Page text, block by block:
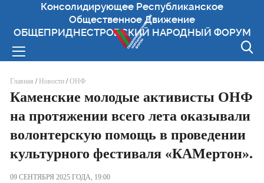
Консолидирующее Республиканское
Общественное Движение
ОБЩЕПРИДНЕСТРОВСКИЙ НАРОДНЫЙ ФОРУМ
Вы здесь
Главная / Новости/ОНФ
Каменские молодые активисты ОНФ
на протяжении всего лета оказывали
волонтерскую помощь в проведении
культурного фестиваля «КАМертон».
09 СЕНТЯБРЯ 2025 ГОДА, 19:00